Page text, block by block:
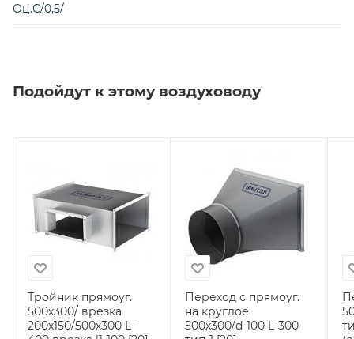
Оц.С/0,5/
Подойдут к этому воздуховоду
Тройник прямоуг.
500х300/ врезка
200х150/500х300 L-
Переход с прямоуг.
на круглое
500х300/d-100 L-300